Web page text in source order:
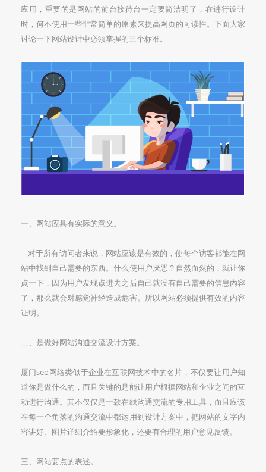
应用，重要的是网站的前台接待台一定要简洁明了，在进行设计
时，何不使用一些非常简单的原素来提高网页的可读性。下面大家
讨论一下网站设计中必须掌握的三个标准。
一、网站应具有实际的意义。
对于所有访问者来说，网站应该是有效的，使每个访客都能在网
站中找到自己需要的东西。什么使用户厌恶？自然而然的，就让你
点一下，因为用户发现点进去之后自己就没有自己需要的信息内容
了，那么就会对感觉神经造成危害。所以网站必须提供有效的内容
证明。
二、是做好网站沟通交流设计方案。
厦门seo网络类似于企业在互联网技术中的名片，不仅要让用户知
道你是做什么的，而且关键的是能让用户根据网站和企业之间的互
动进行沟通。其不仅仅是一款在线沟通交流的专用工具，而且应该
在每一个角落的沟通交流中都运用到设计方案中，把网站的文字内
容讲好、图片详细介绍要形象化，还要有合理的用户意见反馈。
三、网站要点的表述。